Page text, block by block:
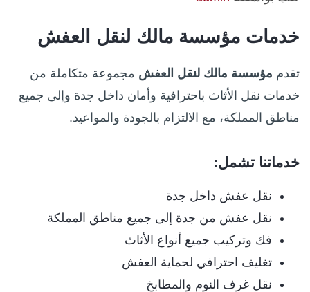
خدمات مؤسسة مالك لنقل العفش
تقدم مؤسسة مالك لنقل العفش مجموعة متكاملة من
خدمات نقل الأثاث باحترافية وأمان داخل جدة وإلى جميع
مناطق المملكة، مع الالتزام بالجودة والمواعيد.
خدماتنا تشمل:
نقل عفش داخل جدة
نقل عفش من جدة إلى جميع مناطق المملكة
فك وتركيب جميع أنواع الأثاث
تغليف احترافي لحماية العفش
نقل غرف النوم والمطابخ